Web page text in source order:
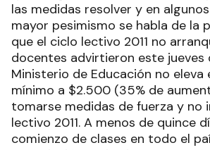
las medidas resolver y en
mayor pesimismo se habla de la
que el ciclo lectivo 2011 no
docentes advirtieron este jueves
Ministerio de Educación no eleva
mínimo a $2.500 (35% de
tomarse medidas de fuerza y no
lectivo 2011. A menos de quince
comienzo de clases en todo el